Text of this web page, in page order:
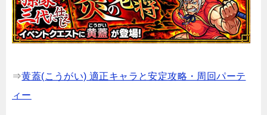
⇒黄蓋(こうがい) 適正キャラと安定攻略・周回パーテ
ィー